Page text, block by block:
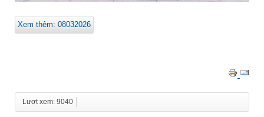
Xem thêm: 08032026
Lượt xem: 9040